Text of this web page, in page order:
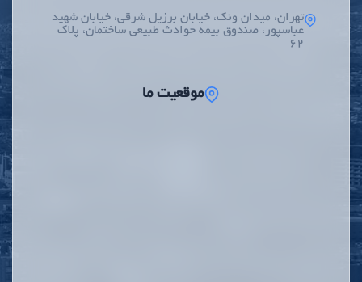
تهران، میدان ونک، خیابان برزیل شرقی، خیابان شهید
عباسپور، صندوق بیمه حوادث طبیعی ساختمان، پلاک
62
موقعیت ما